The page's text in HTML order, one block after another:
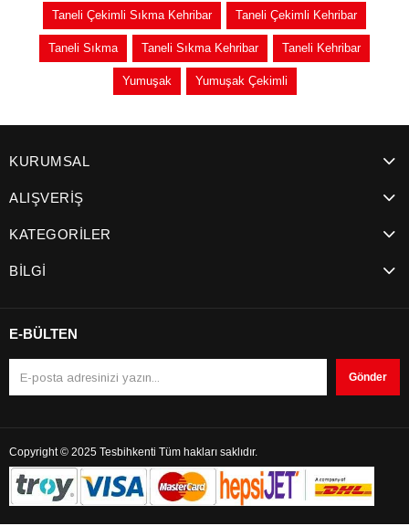
Taneli Çekimli Sıkma Kehribar Taneli Çekimli Kehribar
Taneli Sıkma Taneli Sıkma Kehribar Taneli Kehribar
Yumuşak Yumuşak Çekimli
KURUMSAL
ALIŞVERİŞ
KATEGORİLER
BİLGİ
E-BÜLTEN
Gönder
Copyright © 2025 Tesbihkenti Tüm hakları saklıdır.